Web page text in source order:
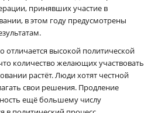
принявших участие в
в этом году предусмотрены
высокой политической
количество желающих участвовать
растёт. Люди хотят честной
свои решения. Продление
ещё большему числу